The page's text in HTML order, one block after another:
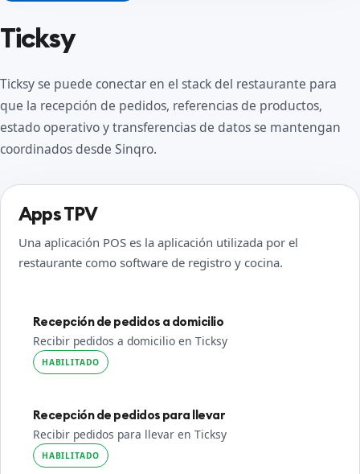
Ticksy
Ticksy se puede conectar en el stack del restaurante para
que la recepción de pedidos, referencias de productos,
estado operativo y transferencias de datos se mantengan
coordinados desde Sinqro.
Apps TPV
Una aplicación POS es la aplicación utilizada por el
restaurante como software de registro y cocina.
Recepción de pedidos a domicilio
Recibir pedidos a domicilio en Ticksy
HABILITADO
Recepción de pedidos para llevar
Recibir pedidos para llevar en Ticksy
HABILITADO